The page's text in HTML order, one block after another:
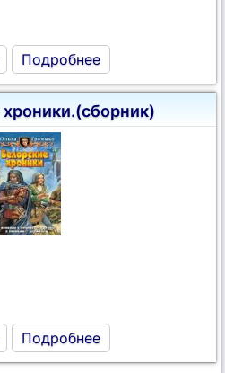
Подробнее
Подробнее